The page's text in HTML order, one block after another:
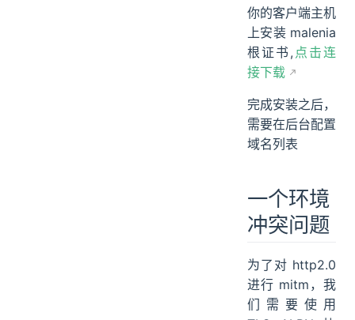
你的客户端主机
上安装 malenia
根证书, 点击连
接下载
完成安装之后，
需要在后台配置
域名列表
一个环境
冲突问题
为了对 http2.0
进行 mitm，我
们需要使用